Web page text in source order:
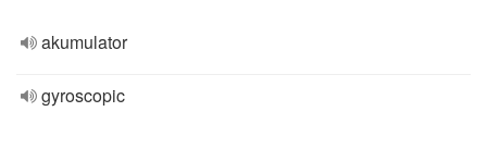
akumulator
gyroscopic